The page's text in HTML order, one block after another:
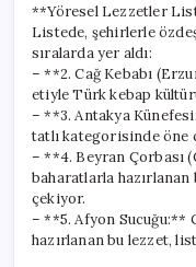
**Yöresel Lezzetler
Listede, şehirlerle
sıralarda yer aldı:
– **2. Cağ Kebabı
etiyle Türk kebap
– **3. Antakya
tatlı kategorisinde öne
– **4. Beyran Çorbası
baharatlarla
çekiyor.
– **5. Afyon Sucuğu:**
hazırlanan bu lezzet,